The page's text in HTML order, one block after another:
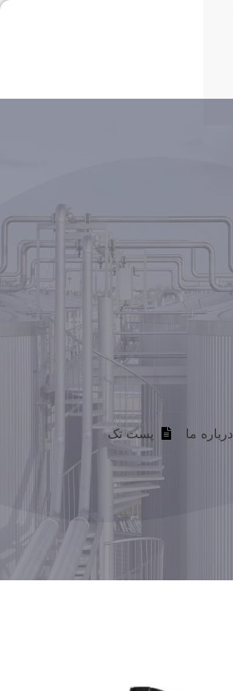
درباره ما پست تک